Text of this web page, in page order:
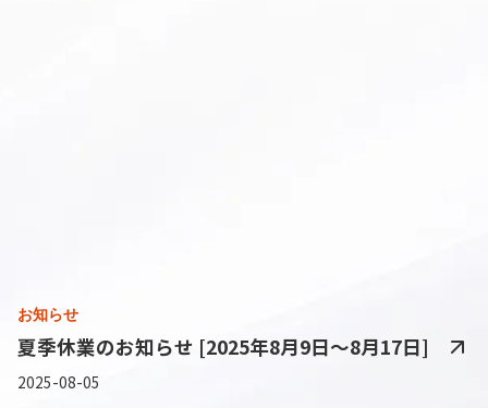
お知らせ
夏季休業のお知らせ [2025年8月9日～8月17日]
2025-08-05